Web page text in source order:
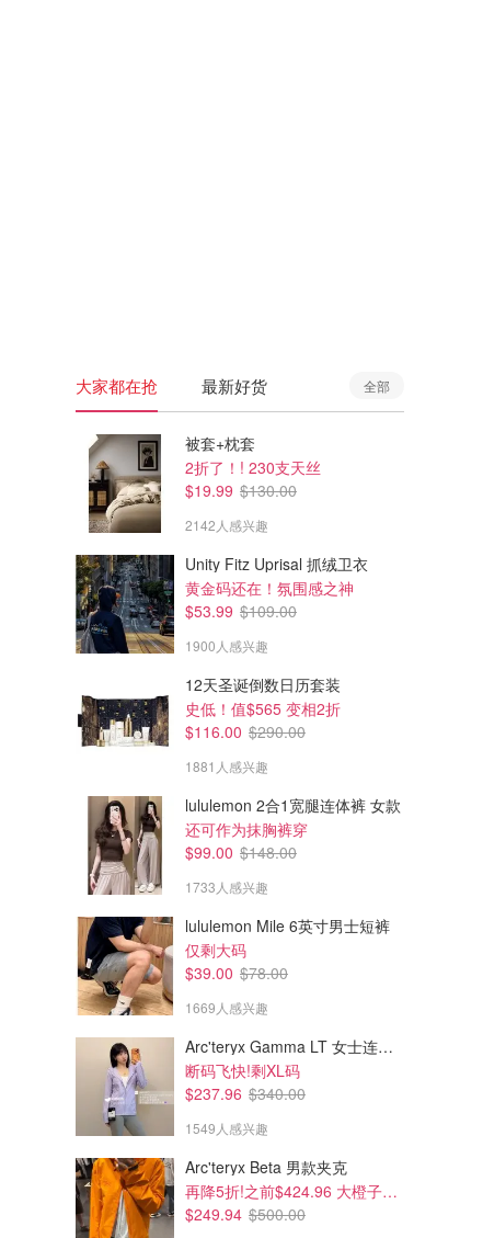
$44.99
The North Face Core 半圆标短袖T恤 男款
背后也有小logo！经典款
$31.49 $44.99
The North Face 男士短袖T恤
常规款
Altitude Sports CA (CA)
大家都在抢 最新好货 全部
被套+枕套
2折了！! 230支天丝
$19.99 $130.00
2142人感兴趣
Unity Fitz Uprisal 抓绒卫衣
黄金码还在！氛围感之神
$53.99 $109.00
1900人感兴趣
12天圣诞倒数日历套装
史低！值$565 变相2折
$116.00 $290.00
1881人感兴趣
lululemon 2合1宽腿连体裤 女款
还可作为抹胸裤穿
$99.00 $148.00
1733人感兴趣
lululemon Mile 6英寸男士短裤
仅剩大码
$39.00 $78.00
1669人感兴趣
Arc'teryx Gamma LT 女士连帽夹克
断码飞快!剩XL码
$237.96 $340.00
1549人感兴趣
Arc'teryx Beta 男款夹克
再降5折!之前$424.96 大橙子好显白 蹲补
$249.94 $500.00